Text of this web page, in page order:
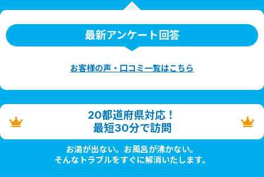
最新アンケート回答
お客様の声・口コミ一覧はこちら
20都道府県対応！
最短30分で訪問
お湯が出ない。お風呂が沸かない。
そんなトラブルをすぐに解消いたします。